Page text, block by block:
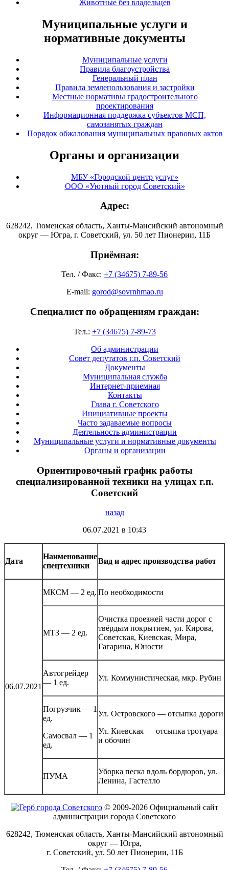
Животные без владельцев
Муниципальные услуги и
нормативные документы
Муниципальные услуги
Правила благоустройства
Генеральный план
Правила землепользования и застройки
Местные нормативы градостроительного
проектирования
Информационная поддержка субъектов МСП,
самозанятых граждан
Порядок обжалования муниципальных правовых актов
Органы и организации
МБУ «Городской центр услуг»
ООО «Уютный город Советский»
Адрес:
628242, Тюменская область, Ханты-Мансийский автономный
округ — Югра, г. Советский, ул. 50 лет Пионерии, 11Б
Приёмная:
Тел. / Факс: +7 (34675) 7-89-56
E-mail: gorod@sovrnhmao.ru
Специалист по обращениям граждан:
Тел.: +7 (34675) 7-89-73
Об администрации
Совет депутатов г.п. Советский
Документы
Муниципальная служба
Интернет-приемная
Контакты
Глава г. Советского
Инициативные проекты
Часто задаваемые вопросы
Деятельность администрации
Муниципальные услуги и нормативные документы
Органы и организации
Ориентировочный график работы
специализированной техники на улицах г.п.
Советский
назад
06.07.2021 в 10:43
Дата
Наименование
спецтехники
Вид и адрес производства работ
06.07.2021
МКСМ — 2 ед. По необходимости
МТЗ — 2 ед.
Очистка проезжей части дорог с
твёрдым покрытием, ул. Кирова,
Советская, Киевская, Мира,
Гагарина, Юности
Автогрейдер
— 1 ед.
Ул. Коммунистическая, мкр. Рубин
Погрузчик — 1
ед.
Самосвал — 1
ед.
Ул. Островского — отсыпка дороги
Ул. Киевская — отсыпка тротуара
и обочин
ПУМА
Уборка песка вдоль бордюров, ул.
Ленина, Гастелло
© 2009-2026 Официальный сайт
администрации города Советского
628242, Тюменская область, Ханты-Мансийский автономный
округ — Югра,
г. Советский, ул. 50 лет Пионерии, 11Б